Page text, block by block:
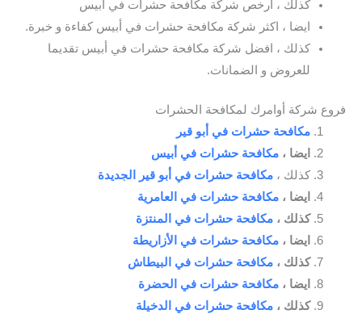
كذلك ، ارخص شركة مكافحة حشرات في أبيس
ايضا ، اكثر شركة مكافحة حشرات في أبيس كفاءة و خبرة.
كذلك ، افضل شركة مكافحة حشرات في أبيس تقديما
للعروض و الضمانات.
فروع شركة أوامرك لمكافحة الحشرات
مكافحة حشرات في أبو قير
ايضا ، مكافحة حشرات في أبيس
كذلك ، مكافحة حشرات في أبو قير الجديدة
ايضا ، مكافحة حشرات في العامرية
كذلك ، مكافحة حشرات في المنتزة
ايضا ، مكافحة حشرات في الأزاريطة
كذلك ، مكافحة حشرات في البيطاش
ايضا ، مكافحة حشرات في الحضرة
كذلك ، مكافحة حشرات في الدخيلة